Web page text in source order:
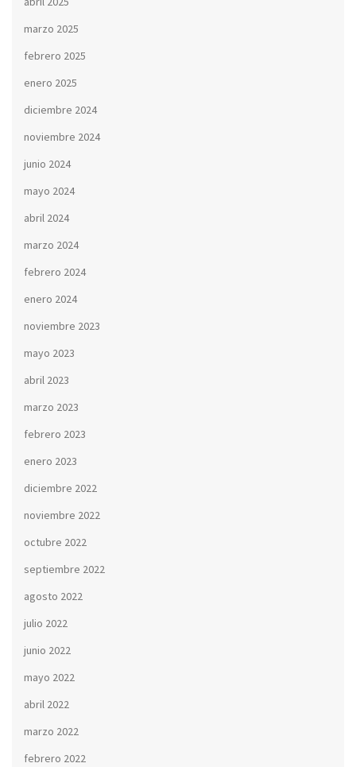
marzo 2025
febrero 2025
enero 2025
diciembre 2024
noviembre 2024
junio 2024
mayo 2024
abril 2024
marzo 2024
febrero 2024
enero 2024
noviembre 2023
mayo 2023
abril 2023
marzo 2023
febrero 2023
enero 2023
diciembre 2022
noviembre 2022
octubre 2022
septiembre 2022
agosto 2022
julio 2022
junio 2022
mayo 2022
abril 2022
marzo 2022
febrero 2022